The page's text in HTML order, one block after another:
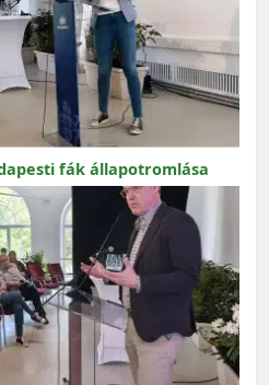
fák állapotromlása